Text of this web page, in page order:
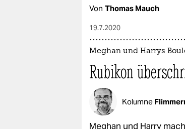
Von Thomas Mauch
19.7.2020
Meghan und Harrys
Rubikon
Kolumne
Meghan und Harry